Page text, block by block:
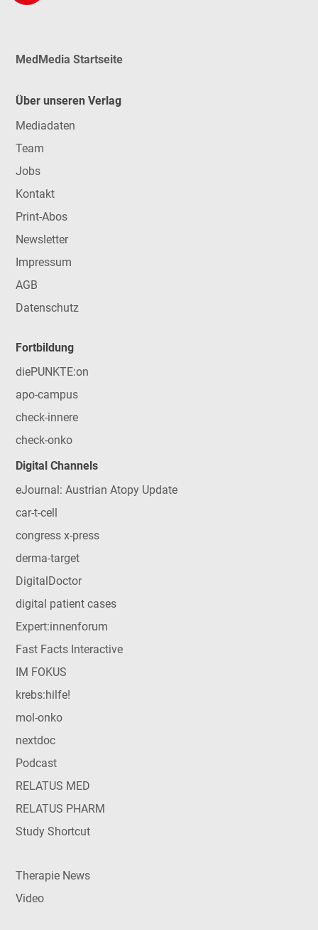
MedMedia Startseite
Über unseren Verlag
Mediadaten
Team
Jobs
Kontakt
Print-Abos
Newsletter
Impressum
AGB
Datenschutz
Fortbildung
diePUNKTE:on
apo-campus
check-innere
check-onko
Digital Channels
eJournal: Austrian Atopy Update
car-t-cell
congress x-press
derma-target
DigitalDoctor
digital patient cases
Expert:innenforum
Fast Facts Interactive
IM FOKUS
krebs:hilfe!
mol-onko
nextdoc
Podcast
RELATUS MED
RELATUS PHARM
Study Shortcut
Therapie News
Video